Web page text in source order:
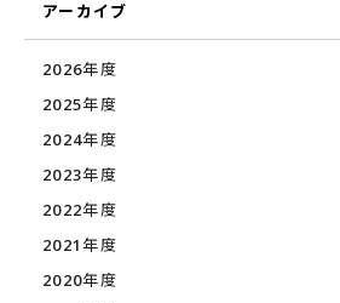
アーカイブ
2026年度
2025年度
2024年度
2023年度
2022年度
2021年度
2020年度